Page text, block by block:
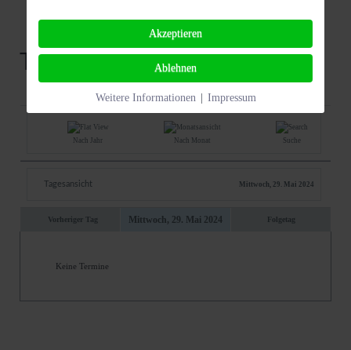
Termine
Nach Jahr Nach Monat Suche
Tagesansicht Mittwoch, 29. Mai 2024
Vorheriger Tag Mittwoch, 29. Mai 2024 Folgetag
Keine Termine
Akzeptieren
Ablehnen
Weitere Informationen | Impressum